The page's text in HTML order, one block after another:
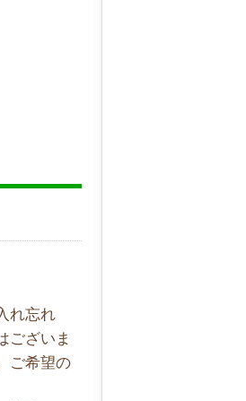
れ忘れ
ございま
ご希望の